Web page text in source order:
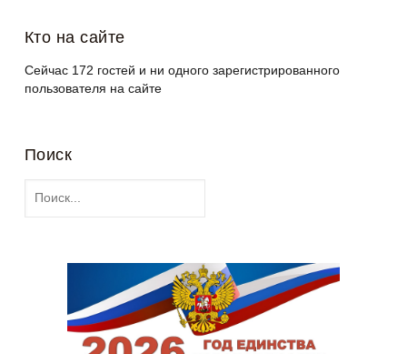
Кто на сайте
Сейчас 172 гостей и ни одного зарегистрированного
пользователя на сайте
Поиск